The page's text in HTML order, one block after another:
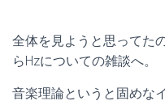
全体を見ようと思ってた
らHzについての雑談へ。
音楽理論というと固めな